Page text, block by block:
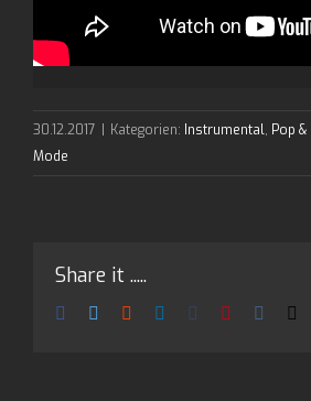
30.12.2017 Kategorien: Instrumental, Pop
Mode
Share it .....
Facebook
TwitterReddit LinkedIn
TumblrPinterest